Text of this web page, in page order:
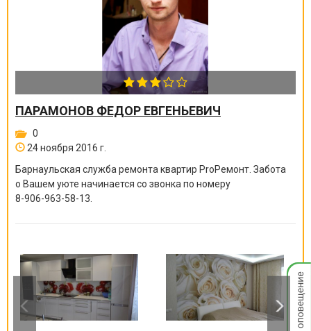
ПАРАМОНОВ ФЕДОР ЕВГЕНЬЕВИЧ
0
24 ноября 2016 г.
Барнаульская служба ремонта квартир ProРемонт. Забота
о Вашем уюте начинается со звонка по номеру
8-906-963-58-13